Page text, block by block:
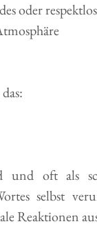
oder
oft als
selbst
Reaktionen